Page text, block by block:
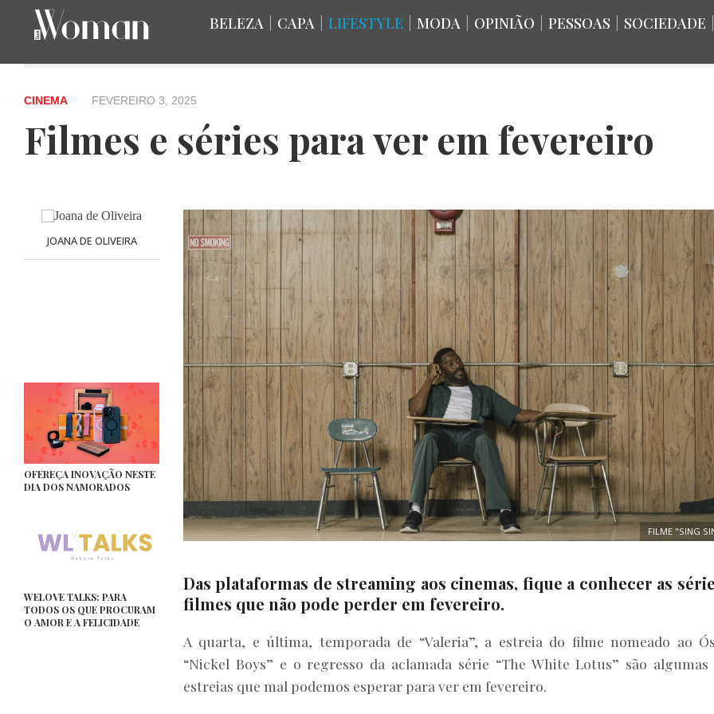
BELEZA CAPA LIFESTYLE MODA OPINIÃO PESSOAS SOCIEDADE
CINEMA FEVEREIRO 3, 2025
Filmes e séries para ver em fevereiro
JOANA DE OLIVEIRA
OFEREÇA INOVAÇÃO NESTE
DIA DOS NAMORADOS
WELOVE TALKS: PARA
TODOS OS QUE PROCURAM
O AMOR E A FELICIDADE
FILME "SING
Das plataformas de streaming aos cinemas, fique a conhecer as
filmes que não pode perder em fevereiro.
A quarta, e última, temporada de “Valeria”, a estreia do filme nomeado ao
“Nickel Boys” e o regresso da aclamada série “The White Lotus” são algumas
estreias que mal podemos esperar para ver em fevereiro.